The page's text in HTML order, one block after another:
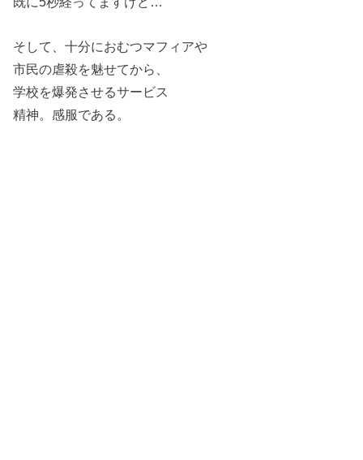
そして、十分におむつマフィアや
市民の虐殺を魅せてから、
学校を爆発させるサービス
精神。感服である。